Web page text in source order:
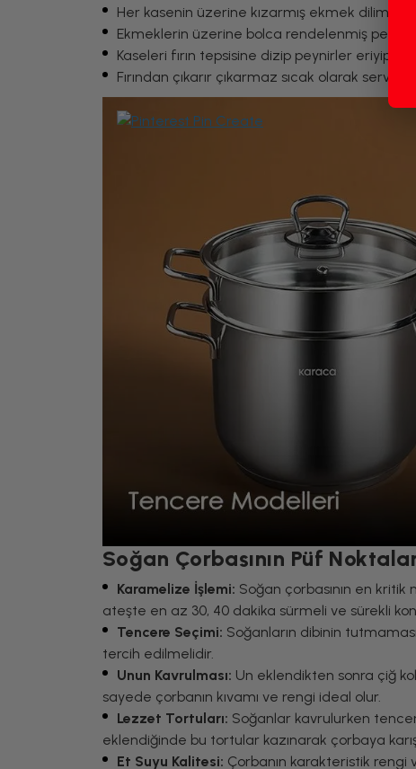
Her kasenin üzerine kızarmış ekmek
Ekmeklerin üzerine bolca rendelenmiş peyniri
Kaseleri fırın tepsisine dizip peynirler eriyip
Fırından çıkarır çıkarmaz sıcak olarak servis
Soğan Çorbasının Püf
Karamelize İşlemi: Soğan çorbasının en
ateşte en az 30, 40 dakika sürmeli ve sürekli
Tencere Seçimi: Soğanların dibinin
tercih edilmelidir.
Unun Kavrulması: Un eklendikten sonra çiğ
sayede çorbanın kıvamı ve rengi ideal olur.
Lezzet Tortuları: Soğanlar kavrulurken
eklendiğinde bu tortular kazınarak çorbaya
Et Suyu Kalitesi: Çorbanın karakteristik